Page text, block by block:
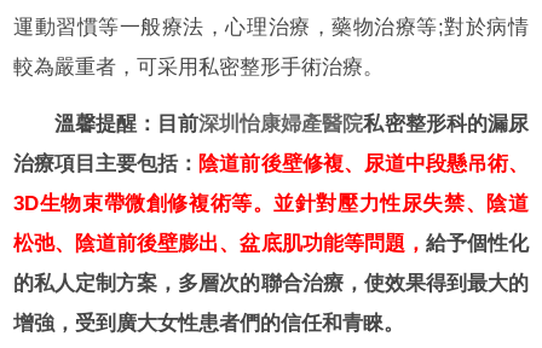
運動習慣等一般療法，心理治療，藥物治療等;對於病情
較為嚴重者，可采用私密整形手術治療。
溫馨提醒： 目前深圳怡康婦產醫院私密整形科的漏尿
治療項目主要包括： 陰道前後壁修複、尿道中段懸吊術、
3D生物束帶微創修複術等。並針對壓力性尿失禁、陰道
松弛、陰道前後壁膨出、盆底肌功能等問題， 給予個性化
的私人定制方案，多層次的聯合治療，使效果得到最大的
增強，受到廣大女性患者們的信任和青睞。